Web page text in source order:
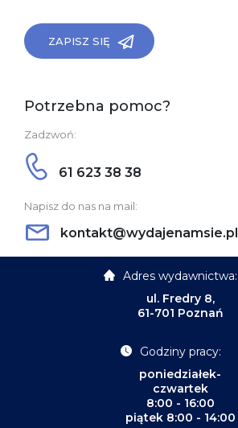
ZAPISZ SIĘ
Potrzebna pomoc?
Zadzwoń:
61 623 38 38
Napisz do nas na mail:
kontakt@wydajenamsie.pl
Adres wydawnictwa:
ul. Fredry 8,
61-701 Poznań
Godziny pracy:
poniedziałek-
czwartek
8:00 - 16:00
piątek 8:00 - 14:00